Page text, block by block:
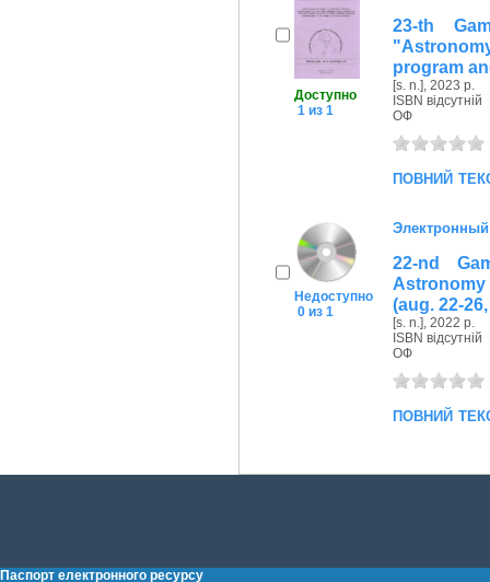
Доступно
1 из 1
23-th
program
[s. n.], 2023 р.
ISBN відсутній
ОФ
повний
Недоступно
0 из 1
Электронный
22-nd
(aug. 22-
[s. n.], 2022 р.
ISBN відсутній
ОФ
повний
Паспорт електронного ресурсу